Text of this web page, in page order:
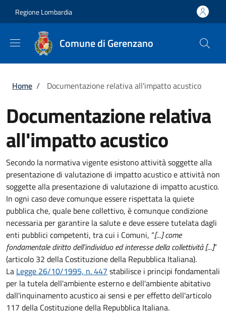
Regione Lombardia
Comune di Gerenzano
Briciole di pane
Home / Documentazione relativa all'impatto acustico
Documentazione relativa
all'impatto acustico
Secondo la normativa vigente esistono attività soggette alla
presentazione di valutazione di impatto acustico e attività non
soggette alla presentazione di valutazione di impatto acustico.
In ogni caso deve comunque essere rispettata la quiete
pubblica che, quale bene collettivo, è comunque condizione
necessaria per garantire la salute e deve essere tutelata dagli
enti pubblici competenti, tra cui i Comuni, “[...] come
fondamentale diritto dell’individuo ed interesse della collettività [...]“
(articolo 32 della Costituzione della Repubblica Italiana).
La Legge 26/10/1995, n. 447 stabilisce i principi fondamentali
per la tutela dell'ambiente esterno e dell'ambiente abitativo
dall'inquinamento acustico ai sensi e per effetto dell'articolo
117 della Costituzione della Repubblica Italiana.